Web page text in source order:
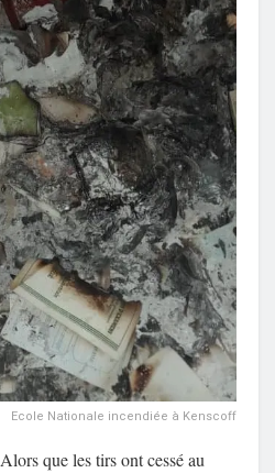
Ecole Nationale incendiée à Kenscoff
Alors que les tirs ont cessé au